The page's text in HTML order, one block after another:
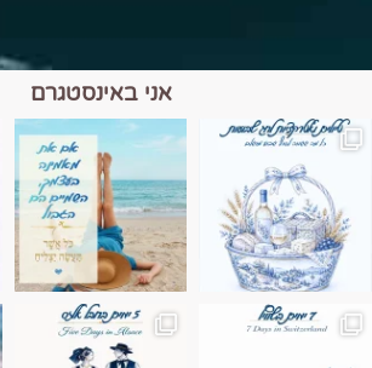
אני באינסטגרם
הם הגבול 💙🩵
בחבל אלזס צרפת
בחופשה שבו הכל נהיה פשוט יותר. החול, הי